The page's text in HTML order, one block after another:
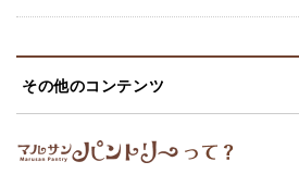
その他のコンテンツ